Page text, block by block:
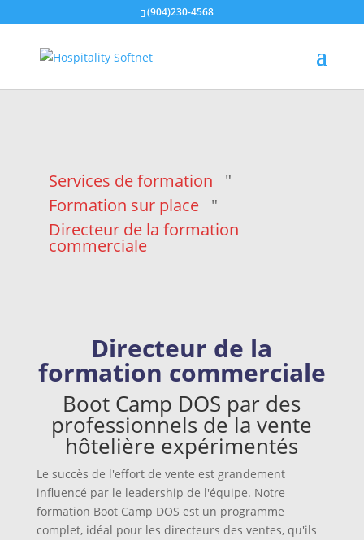
(904)230-4568
Services de formation
"
Formation sur place
"
Directeur de la formation
commerciale
Directeur de la
formation commerciale
Boot Camp DOS par des
professionnels de la vente
hôtelière expérimentés
Le succès de l'effort de vente est grandement
influencé par le leadership de l'équipe. Notre
formation Boot Camp DOS est un programme
complet, idéal pour les directeurs des ventes, qu'ils